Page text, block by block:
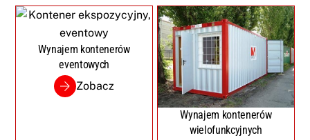
Wynajem kontenerów
eventowych
Zobacz
Wynajem kontenerów
wielofunkcyjnych